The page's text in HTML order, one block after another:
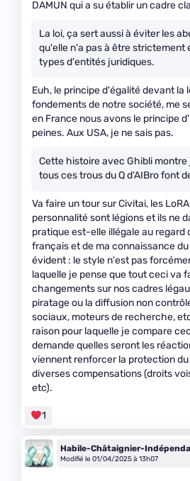
DAMUN qui a su établir un cadre
La loi, ça sert aussi à éviter les
qu'elle n'a pas à être strictement
types d'entités juridiques.
Euh, le principe d'égalité devant la
fondements de notre société, me
en France nous avons le principe
peines. Aux USA, je ne sais pas.
Cette histoire avec Ghibli montre
tous ces trous du Q d'AIBro font
Va faire un tour sur Civitai, les
personnalité sont légions et ils ne
pratique est-elle illégale au regard
français et de ma connaissance
évident : le style n'est pas
laquelle je pense que tout ceci va
changements sur nos cadres
piratage ou la diffusion non
sociaux, moteurs de recherche,
raison pour laquelle je compare
demande quelles seront les
viennent renforcer la protection
diverses compensations (droits
etc).
1
Habile-Châtaignier-
Modifié le 01/04/2025 à 13h07